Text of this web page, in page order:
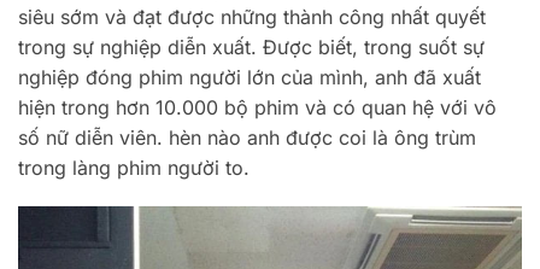
siêu sớm và đạt được những thành công nhất quyết
trong sự nghiệp diễn xuất. Được biết, trong suốt sự
nghiệp đóng phim người lớn của mình, anh đã xuất
hiện trong hơn 10.000 bộ phim và có quan hệ với vô
số nữ diễn viên. hèn nào anh được coi là ông trùm
trong làng phim người to.